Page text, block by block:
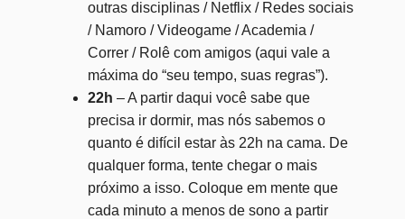
outras disciplinas / Netflix / Redes sociais
/ Namoro / Videogame / Academia /
Correr / Rolê com amigos (aqui vale a
máxima do “seu tempo, suas regras”).
22h – A partir daqui você sabe que
precisa ir dormir, mas nós sabemos o
quanto é difícil estar às 22h na cama. De
qualquer forma, tente chegar o mais
próximo a isso. Coloque em mente que
cada minuto a menos de sono a partir